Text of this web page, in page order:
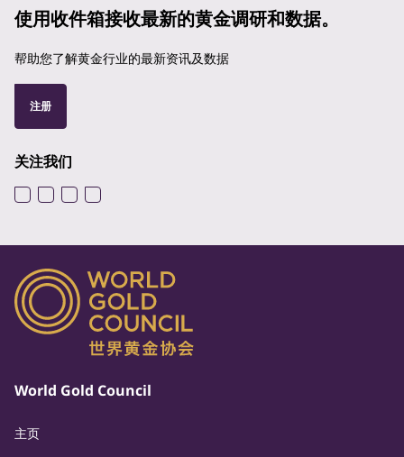
使用收件箱接收最新的黄金调研和数据。
帮助您了解黄金行业的最新资讯及数据
注册
关注我们
World Gold Council
主页